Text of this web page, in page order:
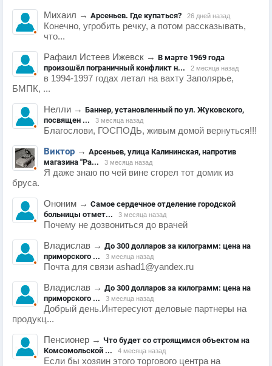
Михаил → Арсеньев. Где купаться? 26 дней назад
Конечно, угробить речку, а потом рассказывать,
что...
Рафаил Истеев Ижевск → В марте 1969 года
произошёл пограничный конфликт н...
2 месяца назад
в 1994-1997 годах летал на вахту Заполярье,
БМПК, ...
Нелли → Баннер, установленный по ул. Жуковского,
посвящен ...
3 месяца назад
Благослови, ГОСПОДЬ, живым домой вернуться!!!
Виктор → Арсеньев, улица Калининская, напротив
магазина "Ра...
3 месяца назад
Я даже знаю по чей вине сгорел тот домик из
бруса.
Ононим → Самое сердечное отделение городской
больницы отмет...
3 месяца назад
Почему не дозвониться до врачей
Владислав → До 300 долларов за килограмм: цена на
приморского ...
3 месяца назад
Почта для связи ashad1@yandex.ru
Владислав → До 300 долларов за килограмм: цена на
приморского ...
3 месяца назад
Добрый день.Интересуют деловые партнеры на
продукц...
Пенсионер → Что будет со строящимся объектом на
Комсомольской ...
4 месяца назад
Если бы хозяин этого торгового центра на